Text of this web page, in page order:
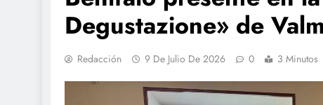
Degustazione» de
Redacción 9 De Julio De 2026 0 3 Minutos